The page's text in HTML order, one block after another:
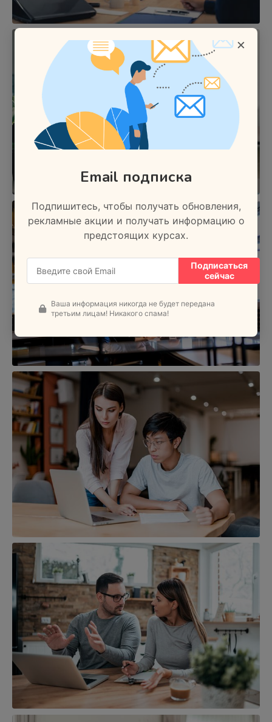
×
Email подписка
Подпишитесь, чтобы получать обновления,
рекламные акции и получать информацию о
предстоящих курсах.
Подписаться
сейчас
Ваша информация никогда не будет передана
третьим лицам! Никакого спама!